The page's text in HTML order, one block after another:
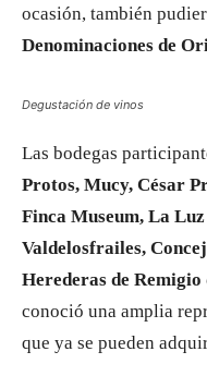
ocasión, también
Denominaciones de
Degustación de vinos
Las bodegas
Protos, Mucy, César
Finca Museum, La
Valdelosfrailes,
Herederas de Remigio
conoció una amplia
que ya se pueden